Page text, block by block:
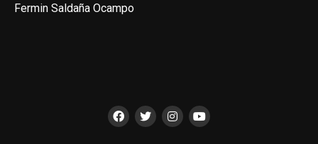
Fermin Saldaña Ocampo